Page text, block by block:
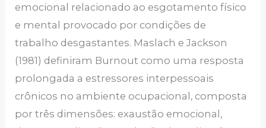
emocional relacionado ao esgotamento físico
e mental provocado por condições de
trabalho desgastantes. Maslach e Jackson
(1981) definiram Burnout como uma resposta
prolongada a estressores interpessoais
crônicos no ambiente ocupacional, composta
por três dimensões: exaustão emocional,